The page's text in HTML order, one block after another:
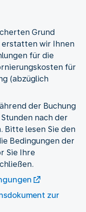
Grund
wir Ihnen
für die
für
(abzüglich
der Buchung
nach der
Bitte lesen Sie den
Bedingungen der
Sie Ihre
zur